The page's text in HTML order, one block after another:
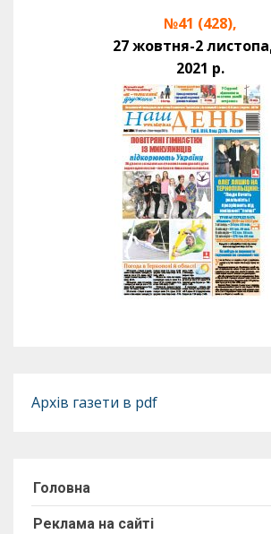
№41 (428),
27 жовтня-2
2021 р.
Архів газети в pdf
Головна
Реклама на сайті